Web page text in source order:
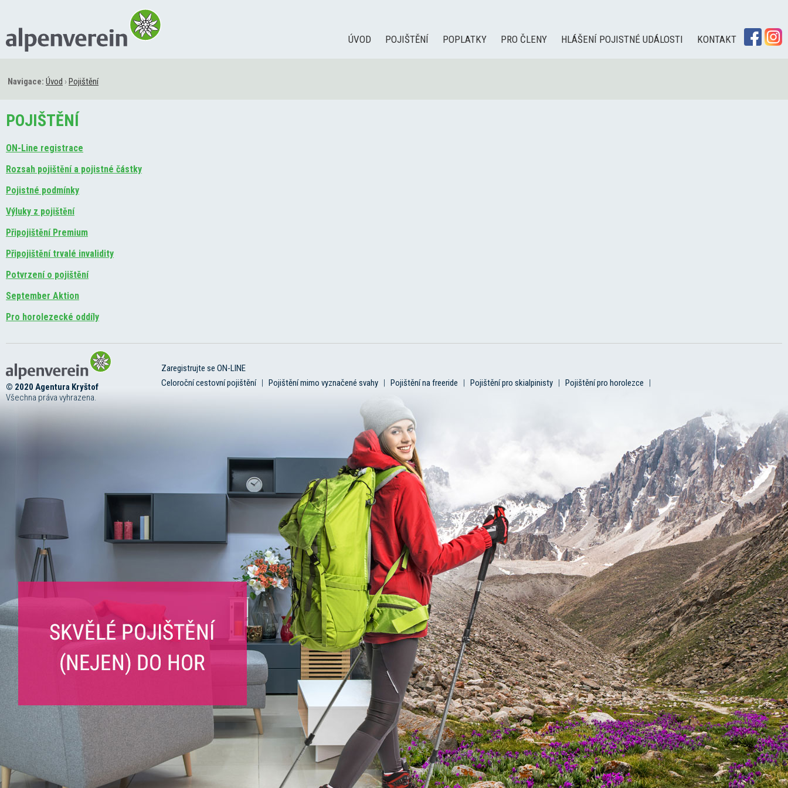
ÚVOD POJIŠTĚNÍ POPLATKY PRO ČLENY HLÁŠENÍ POJISTNÉ UDÁLOSTI KONTAKT
Navigace: Úvod › Pojištění
POJIŠTĚNÍ
ON-Line registrace
Rozsah pojištění a pojistné částky
Pojistné podmínky
Výluky z pojištění
Připojištění Premium
Připojištění trvalé invalidity
Potvrzení o pojištění
September Aktion
Pro horolezecké oddíly
© 2020 Agentura Kryštof
Všechna práva vyhrazena.
Zaregistrujte se ON-LINE
Celoroční cestovní pojištění| Pojištění mimo vyznačené svahy| Pojištění na freeride | Pojištění pro skialpinisty| Pojištění pro horolezce |